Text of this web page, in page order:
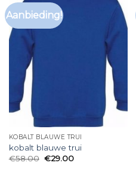
Aanbieding!
KOBALT BLAUWE TRUI
kobalt blauwe trui
€58.00 €29.00